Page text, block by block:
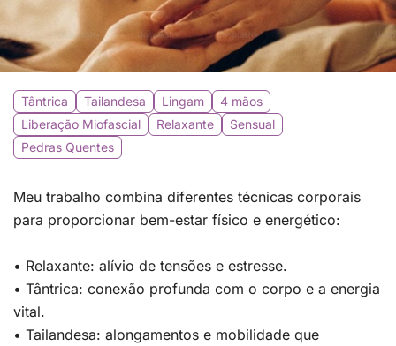
Tântrica Tailandesa Lingam
4 mãos
Liberação Miofascial
Relaxante
Sensual
Pedras Quentes
Meu trabalho combina diferentes técnicas corporais
para proporcionar bem-estar físico e energético:
• Relaxante: alívio de tensões e estresse.
• Tântrica: conexão profunda com o corpo e a energia
vital.
• Tailandesa: alongamentos e mobilidade que